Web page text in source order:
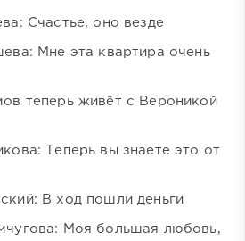
Счастье, оно везде
Мне эта квартира очень
теперь живёт с Вероникой
Теперь вы знаете это от
В ход пошли деньги
Моя большая любовь,